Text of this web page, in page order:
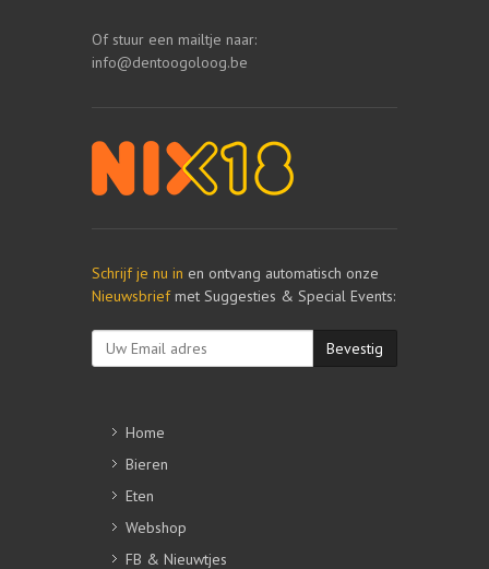
Of stuur een mailtje naar:
info@dentoogoloog.be
Schrijf je nu in en ontvang automatisch onze
Nieuwsbriefmet Suggesties & Special Events:
Bevestig
Home
Bieren
Eten
Webshop
FB & Nieuwtjes